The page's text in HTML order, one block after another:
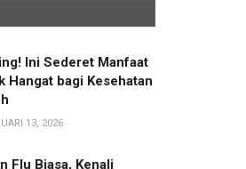
Ini Sederet Manfaat
Hangat bagi Kesehatan
13, 2026
Flu Biasa, Kenali